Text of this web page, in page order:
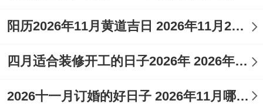
吉时：上午5-7点（卯时）、中午11-1点
适合人群：此日万事皆宜- 最适合希望借理
发改变运势、祈求子孙福缘者。
阳历2026年11月黄道吉日 2026年11月26日阳历黄道吉日
四月适合装修开工的日子2026年 2026年四月份适合装修开工的黄道吉日
2026十一月订婚的好日子 2026年11月哪天订婚好